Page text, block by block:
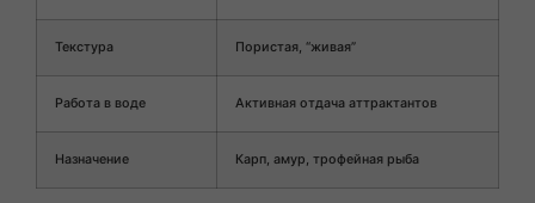
Текстура Пористая, “живая”
Работа в воде Активная отдача аттрактантов
Назначение Карп, амур, трофейная рыба